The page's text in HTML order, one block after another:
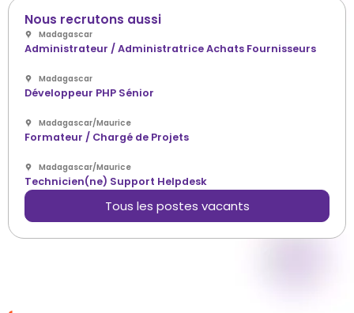
Nous recrutons aussi
Madagascar
Administrateur / Administratrice Achats Fournisseurs
Madagascar
Développeur PHP Sénior
Madagascar/Maurice
Formateur / Chargé de Projets
Madagascar/Maurice
Technicien(ne) Support Helpdesk
Tous les postes vacants